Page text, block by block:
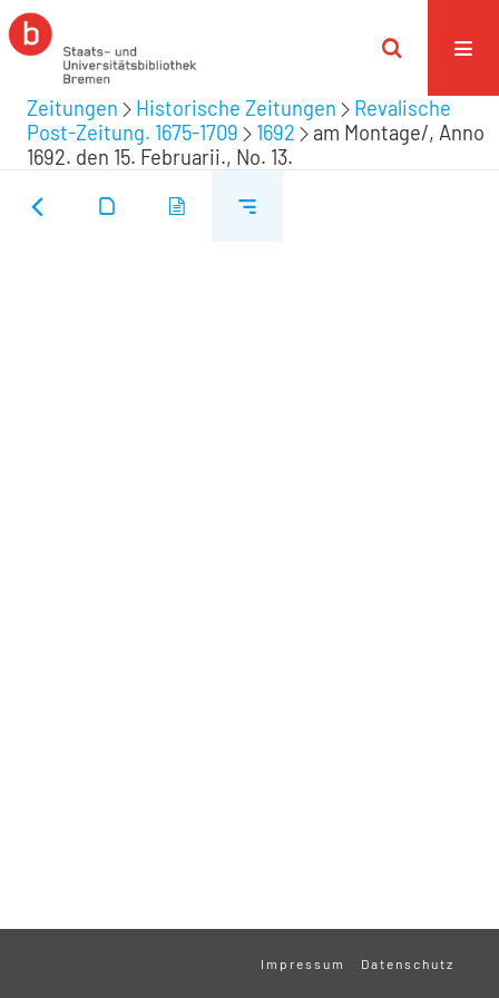
Zeitungen Historische Zeitungen
Revalische
Post-Zeitung. 1675-1709
1692
am Montage/, Anno
1692. den 15. Februarii., No. 13.
Impressum Datenschutz